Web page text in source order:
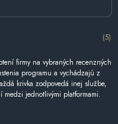
(5)
firmy na vybraných recenzných
programu a vychádzajú z
krivka zodpovedá inej službe,
jednotlivými platformami.